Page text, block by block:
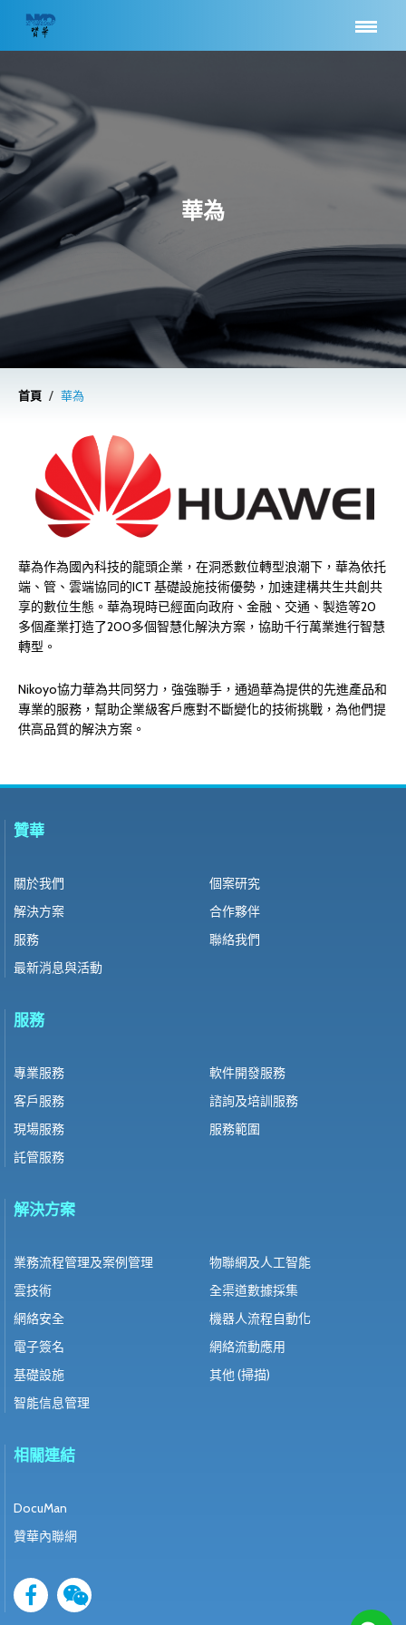
華為
首頁 / 華為
華為作為國內科技的龍頭企業，在洞悉數位轉型浪潮下，華為依托
端、管、雲端協同的ICT 基礎設施技術優勢，加速建構共生共創共
享的數位生態。華為現時已經面向政府、金融、交通、製造等20
多個產業打造了200多個智慧化解決方案，協助千行萬業進行智慧
轉型。
Nikoyo協力華為共同努力，強強聯手，通過華為提供的先進產品和
專業的服務，幫助企業級客戶應對不斷變化的技術挑戰，為他們提
供高品質的解決方案。
贊華
關於我們
解決方案
服務
最新消息與活動
個案研究
合作夥伴
聯絡我們
服務
專業服務
客戶服務
現場服務
託管服務
軟件開發服務
諮詢及培訓服務
服務範圍
解決方案
業務流程管理及案例管理
雲技術
網絡安全
電子簽名
基礎設施
智能信息管理
物聯網及人工智能
全渠道數據採集
機器人流程自動化
網絡流動應用
其他 (掃描)
相關連結
DocuMan
贊華內聯網